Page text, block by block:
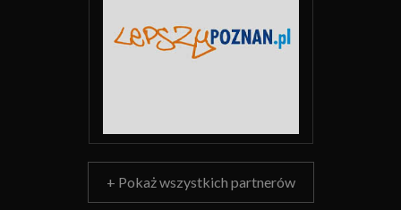
+ Pokaż wszystkich partnerów